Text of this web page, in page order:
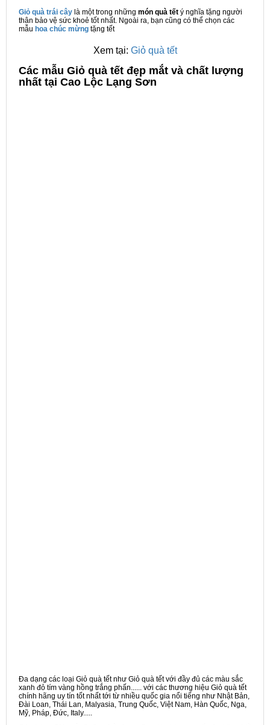
Giỏ quà trái cây là một trong những món quà tết ý nghĩa tặng người
thân bảo vệ sức khoẻ tốt nhất. Ngoài ra, bạn cũng có thể chọn các
mẫu hoa chúc mừng tặng tết
Xem tại: Giỏ quà tết
Các mẫu Giỏ quà tết đẹp mắt và chất lượng
nhất tại Cao Lộc Lạng Sơn
Đa dạng các loại Giỏ quà tết như Giỏ quà tết với đầy đủ các màu sắc
xanh đỏ tím vàng hồng trắng phấn...... với các thương hiệu Giỏ quà tết
chính hãng uy tín tốt nhất tới từ nhiều quốc gia nổi tiếng như Nhật Bản,
Đài Loan, Thái Lan, Malyasia, Trung Quốc, Việt Nam, Hàn Quốc, Nga,
Mỹ, Pháp, Đức, Italy.....